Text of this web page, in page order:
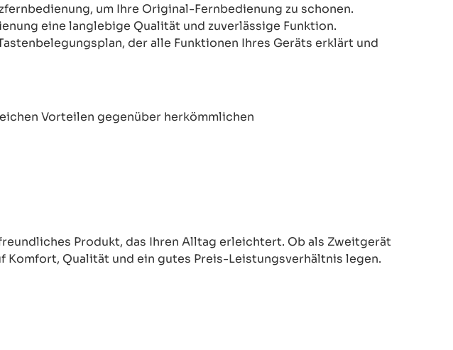
um Ihre Original-Fernbedienung zu schonen.
eine langlebige Qualität und zuverlässige Funktion.
der alle Funktionen Ihres Geräts erklärt und
Vorteilen gegenüber herkömmlichen
Produkt, das Ihren Alltag erleichtert. Ob als Zweitgerät
Komfort, Qualität und ein gutes Preis-Leistungsverhältnis legen.